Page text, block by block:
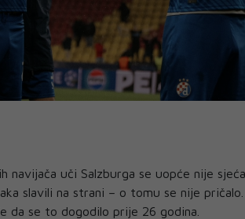
navijača uči Salzburga se uopće nije
slavili na strani – o tomu se nije
da se to dogodilo prije 26 godina.